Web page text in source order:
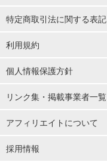
特定商取引法に関する表記
利用規約
個人情報保護方針
リンク集・掲載事業者一覧
アフィリエイトについて
採用情報